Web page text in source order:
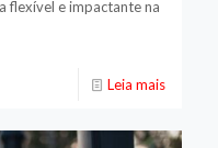
flexível e impactante na
Leia mais